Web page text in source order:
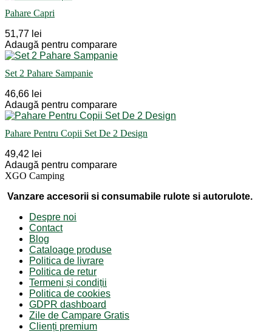
Pahare Capri
51,77 lei
Adaugă pentru comparare
Set 2 Pahare Sampanie
46,66 lei
Adaugă pentru comparare
Pahare Pentru Copii Set De 2 Design
49,42 lei
Adaugă pentru comparare
XGO Camping
Vanzare accesorii si consumabile rulote si autorulote.
Despre noi
Contact
Blog
Cataloage produse
Politica de livrare
Politica de retur
Termeni și condiții
Politica de cookies
GDPR dashboard
Zile de Campare Gratis
Clienți premium